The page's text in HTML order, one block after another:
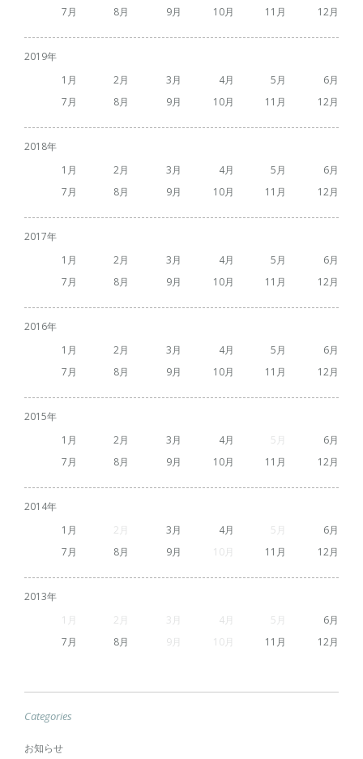
7 8 9 10 11 12
2019
1
2 3 4 5
6
7
8 9 10 11 12
2018
1
2 3 4 5
6
7
8 9 10 11 12
2017
1
2 3 4 5
6
7
8 9 10 11 12
2016
1
2 3 4 5
6
7
8 9 10 11 12
2015
1
2 3 4 5
6
7
8 9 10 11 12
2014
1
2 3 4 5
6
7
8 9 10 11 12
2013
1
2 3 4 5
6
7
8 9 10 11 12
Categories
お知らせ